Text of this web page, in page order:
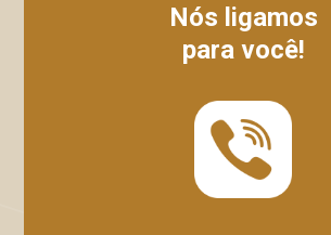
Nós ligamos
para você!